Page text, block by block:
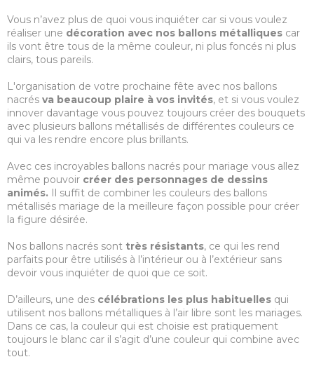
Vous n’avez plus de quoi vous inquiéter car si vous voulez
réaliser une décoration avec nos ballons métalliques car
ils vont être tous de la même couleur, ni plus foncés ni plus
clairs, tous pareils.
L'organisation de votre prochaine fête avec nos ballons
nacrés va beaucoup plaire à vos invités, et si vous voulez
innover davantage vous pouvez toujours créer des bouquets
avec plusieurs ballons métallisés de différentes couleurs ce
qui va les rendre encore plus brillants.
Avec ces incroyables ballons nacrés pour mariage vous allez
même pouvoir créer des personnages de dessins
animés. Il suffit de combiner les couleurs des ballons
métallisés mariage de la meilleure façon possible pour créer
la figure désirée.
Nos ballons nacrés sont très résistants, ce qui les rend
parfaits pour être utilisés à l’intérieur ou à l’extérieur sans
devoir vous inquiéter de quoi que ce soit.
D’ailleurs, une des célébrations les plus habituelles qui
utilisent nos ballons métalliques à l’air libre sont les mariages.
Dans ce cas, la couleur qui est choisie est pratiquement
toujours le blanc car il s’agit d’une couleur qui combine avec
tout.